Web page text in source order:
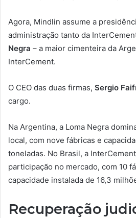
Agora, Mindlin assume a
administração tanto da
Negra – a maior cimenteira da
InterCement.
O CEO das duas firmas, Sergio
cargo.
Na Argentina, a Loma Negra
local, com nove fábricas e
toneladas. No Brasil, a
participação no mercado, com 10
capacidade instalada de 16,3
Recuperação